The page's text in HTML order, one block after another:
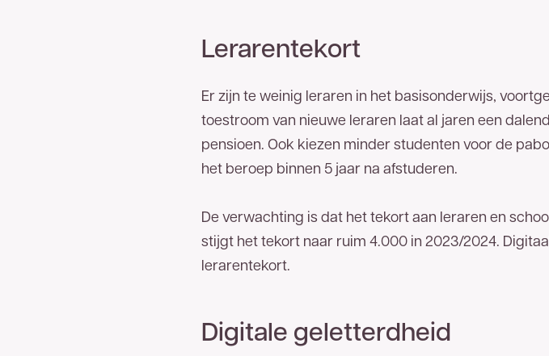
Lerarentekort
Er zijn te weinig leraren in het basisonderwijs,
toestroom van nieuwe leraren laat al jaren een
pensioen. Ook kiezen minder studenten voor de
het beroep binnen 5 jaar na afstuderen.
De verwachting is dat het tekort aan leraren en
stijgt het tekort naar ruim 4.000 in 2023/2024.
lerarentekort.
Digitale geletterdheid
kunt ons ook direct bereiken via 053 - 711 41 00
Voor- en achternaam
Telefoonnummer
Bedankt voor uw aanvraag. U ontvangt zo spoedig mogelijk een reactie.